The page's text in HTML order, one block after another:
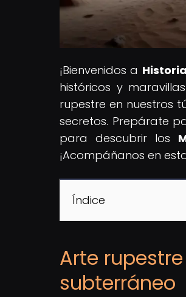
¡Bienvenidos a
históricos y
rupestre en nuestros
secretos. Prepárate
para descubrir los
¡Acompáñanos en
Índice
Arte
subterráneo